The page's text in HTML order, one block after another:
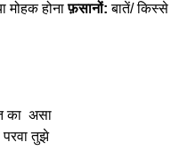
मोहक होनाफ़सानों:बातें/ किस्से
का असा
तुझे